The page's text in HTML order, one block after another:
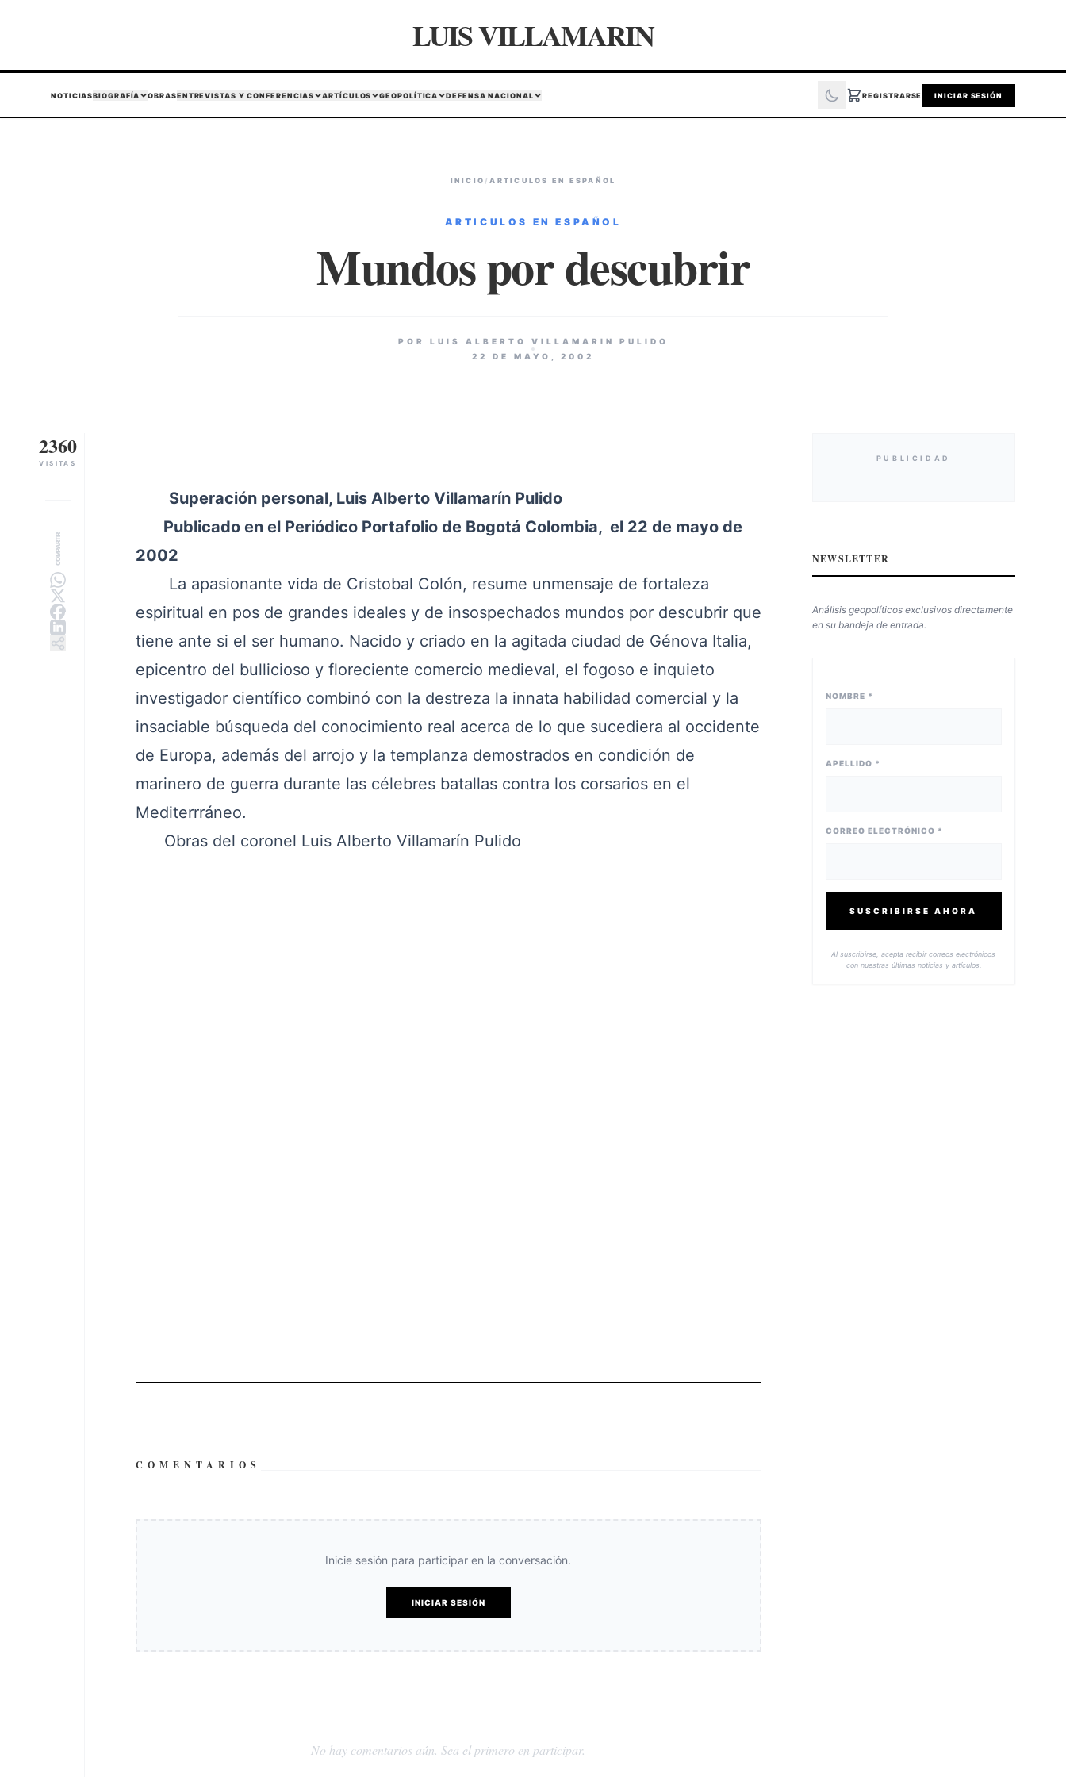
LUIS VILLAMARIN
NOTICIASBIOGRAFÍA OBRASENTREVISTAS Y CONFERENCIAS ARTÍCULOS GEOPOLÍTICA DEFENSA NACIONAL REGISTRARSE INICIAR SESIÓN
INICIO /ARTICULOS EN ESPAÑOL
ARTICULOS EN ESPAÑOL
Mundos por descubrir
POR LUIS ALBERTO VILLAMARIN PULIDO
22 DE MAYO, 2002
2360
VISITAS
COMPARTIR
Superación personal, Luis Alberto Villamarín Pulido
Publicado en el Periódico Portafolio de Bogotá Colombia, el 22 de mayo de
2002
La apasionante vida de Cristobal Colón, resume unmensaje de fortaleza
espiritual en pos de grandes ideales y de insospechados mundos por descubrir que
tiene ante si el ser humano. Nacido y criado en la agitada ciudad de Génova Italia,
epicentro del bullicioso y floreciente comercio medieval, el fogoso e inquieto
investigador científico combinó con la destreza la innata habilidad comercial y la
insaciable búsqueda del conocimiento real acerca de lo que sucediera al occidente
de Europa, además del arrojo y la templanza demostrados en condición de
marinero de guerra durante las célebres batallas contra los corsarios en el
Mediterrráneo.
Obras del coronel Luis Alberto Villamarín Pulido
COMENTARIOS
Inicie sesión para participar en la conversación.
INICIAR SESIÓN
No hay comentarios aún. Sea el primero en participar.
PUBLICIDAD
NEWSLETTER
Análisis geopolíticos exclusivos directamente
en su bandeja de entrada.
NOMBRE *
APELLIDO *
CORREO ELECTRÓNICO *
SUSCRIBIRSE AHORA
Al suscribirse, acepta recibir correos electrónicos
con nuestras últimas noticias y artículos.